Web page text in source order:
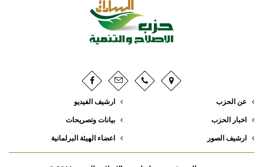
عن الحزب
اخبار الحزب
ارشيف الصور
ارشيف الفيديو
بيانات وتصريحات
اعضاء الهيئة البرلمانية